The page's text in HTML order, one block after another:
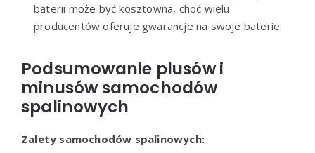
baterii może być kosztowna, choć wielu
producentów oferuje gwarancje na swoje baterie.
Podsumowanie plusów i
minusów samochodów
spalinowych
Zalety samochodów spalinowych: